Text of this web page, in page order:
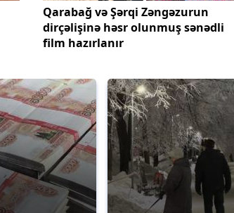
Qarabağ və Şərqi Zəngəzurun
dirçəlişinə həsr olunmuş sənədli
film hazırlanır